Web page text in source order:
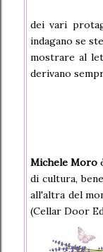
dei vari
indagano se
mostrare al
derivano
Michele Moro
di cultura,
all'altra del
(Cellar Door